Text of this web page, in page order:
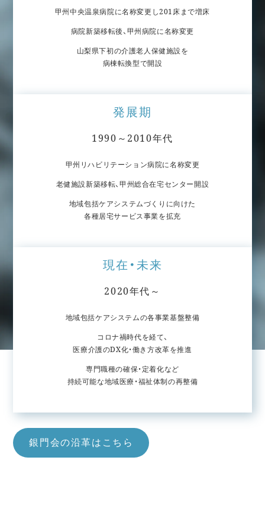
甲州中央温泉病院に名称変更し201床まで増床
病院新築移転後、甲州病院に名称変更
山梨県下初の介護老人保健施設を
病棟転換型で開設
発展期
1990～2010年代
甲州リハビリテーション病院に名称変更
老健施設新築移転、甲州総合在宅センター開設
地域包括ケアシステムづくりに向けた
各種居宅サービス事業を拡充
現在・未来
2020年代～
地域包括ケアシステムの各事業基盤整備
コロナ禍時代を経て、
医療介護のDX化・働き方改革を推進
専門職種の確保・定着化など
持続可能な地域医療・福祉体制の再整備
銀門会の沿革はこちら